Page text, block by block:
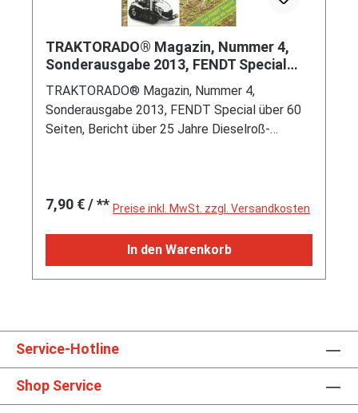
TRAKTORADO® Magazin, Nummer 4,
Sonderausgabe 2013, FENDT Special
über 60 Seiten, Bericht über 25 Jah
TRAKTORADO® Magazin, Nummer 4,
Sonderausgabe 2013, FENDT Special über 60
Seiten, Bericht über 25 Jahre Dieselroß-
Regulärer Preis:
7,90 €/ ** Preise inkl. MwSt. zzgl. Versandkosten
In den Warenkorb
Service-Hotline
Shop Service